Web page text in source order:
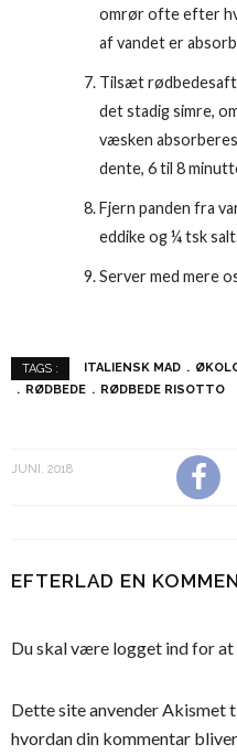
omrør ofte efter
af vandet er
Tilsæt
det stadig simre,
væsken
dente, 6 til 8
Fjern panden fra
eddike og ¼ tsk
Server med mere
TAGS : ITALIENSK MAD
RØDBEDE
RØDBEDE RISOTTO
JUNI, 2018
EFTERLAD EN
Du skal være logget indfor at
Dette site anvender Akismet
hvordan din kommentar